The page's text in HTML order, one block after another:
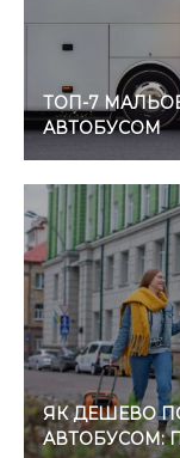
ТОП-7
АВТОБУСОМ
ЯК ДЕШЕВО
АВТОБУСОМ: